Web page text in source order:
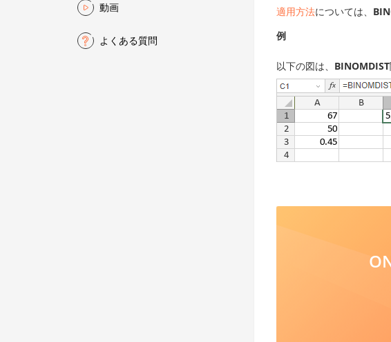
動画
よくある質問
適用方法については、
例
以下の図は、 BINOMDIST